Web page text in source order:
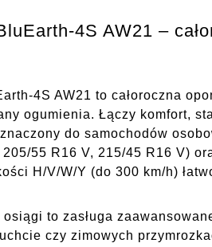
4S AW21 –
4S AW21 to całoroczna
ogumienia. Łączy komfort,
do samochodów
55 R16 V, 215/45 R16 V)
H/V/W/Y (do 300 km/h)
osiągi to zasługa
czy zimowych